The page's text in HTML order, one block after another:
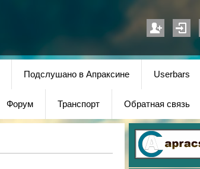
Подслушано в Апраксине Userbars
Форум Транспорт Обратная связь